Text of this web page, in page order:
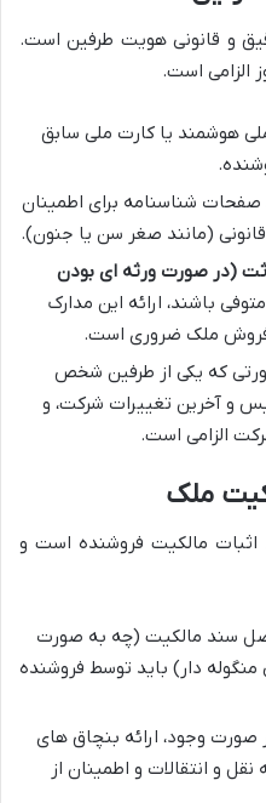
و قانونی هویت طرفین است.
الزامی است.
هوشمند یا کارت ملی سابق
شناسنامه برای اطمینان
(مانند صغر سن یا جنون).
(در صورت ورثه ای بودن
باشند، ارائه این مدارک
فروش ملک ضروری است.
که یکی از طرفین شخص
و آخرین تغییرات شرکت، و
الزامی است.
اثبات مالکیت فروشنده است و
سند مالکیت (چه به صورت
دار) باید توسط فروشنده
صورت وجود، ارائه بنچاق های
و انتقالات و اطمینان از